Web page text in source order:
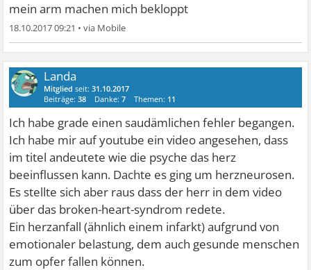
mein arm machen mich bekloppt
18.10.2017 09:21 •
Landa
Mitglied seit:31.10.2017
Beiträge:38 Danke:7 Themen: 11
Ich habe grade einen saudämlichen fehler begangen.
Ich habe mir auf youtube ein video angesehen, dass
im titel andeutete wie die psyche das herz
beeinflussen kann. Dachte es ging um herzneurosen.
Es stellte sich aber raus dass der herr in dem video
über das broken-heart-syndrom redete.
Ein herzanfall (ähnlich einem infarkt) aufgrund von
emotionaler belastung, dem auch gesunde menschen
zum opfer fallen können.